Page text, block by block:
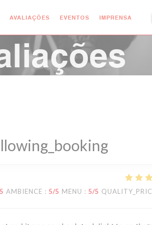
AVALIAÇÕES EVENTOS IMPRENSA
AMBIENCE : 5/5 MENU : 5/5